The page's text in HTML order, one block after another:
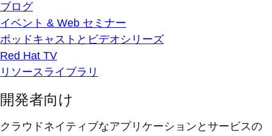
ブログ
イベント & Web セミナー
ポッドキャストとビデオシリーズ
Red Hat TV
リソースライブラリ
開発者向け
クラウドネイティブなアプリケーションとサービスの